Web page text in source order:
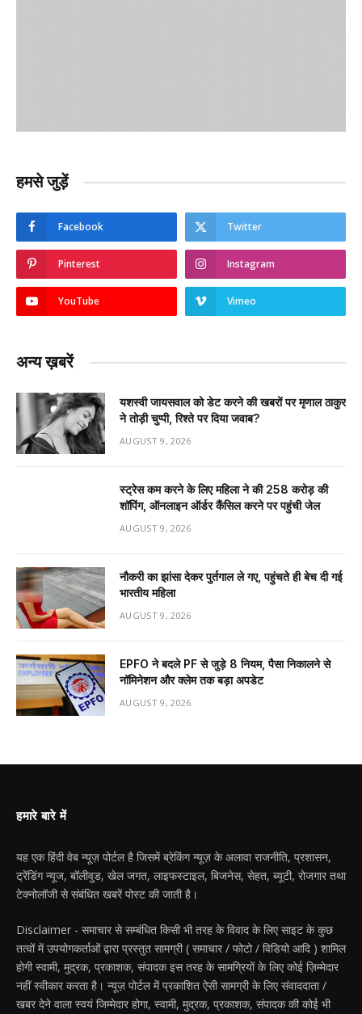
हमसे जुड़ें
Facebook Twitter
Pinterest Instagram
YouTube Vimeo
अन्य ख़बरें
यशस्वी जायसवाल को डेट करने की खबरों पर मृणाल ठाकुर
ने तोड़ी चुप्पी, रिश्ते पर दिया जवाब?
AUGUST 9, 2026
स्ट्रेस कम करने के लिए महिला ने की ₹258 करोड़ की
शॉपिंग, ऑनलाइन ऑर्डर कैंसिल करने पर पहुंची जेल
AUGUST 9, 2026
नौकरी का झांसा देकर पुर्तगाल ले गए, पहुंचते ही बेच दी गई
भारतीय महिला
AUGUST 9, 2026
EPFO ने बदले PF से जुड़े 8 नियम, पैसा निकालने से
नॉमिनेशन और क्लेम तक बड़ा अपडेट
AUGUST 9, 2026
हमारे बारे में
यह एक हिंदी वेब न्यूज़ पोर्टल है जिसमें ब्रेकिंग न्यूज़ के अलावा राजनीति, प्रशासन,
ट्रेंडिंग न्यूज, बॉलीवुड, खेल जगत, लाइफस्टाइल, बिजनेस, सेहत, ब्यूटी, रोजगार तथा
टेक्नोलॉजी से संबंधित खबरें पोस्ट की जाती है।
Disclaimer - समाचार से सम्बंधित किसी भी तरह के विवाद के लिए साइट के कुछ
तत्वों में उपयोगकर्ताओं द्वारा प्रस्तुत सामग्री ( समाचार / फोटो / विडियो आदि ) शामिल
होगी स्वामी, मुद्रक, प्रकाशक, संपादक इस तरह के सामग्रियों के लिए कोई ज़िम्मेदार
नहीं स्वीकार करता है। न्यूज़ पोर्टल में प्रकाशित ऐसी सामग्री के लिए संवाददाता /
खबर देने वाला स्वयं जिम्मेदार होगा, स्वामी, मुद्रक, प्रकाशक, संपादक की कोई भी